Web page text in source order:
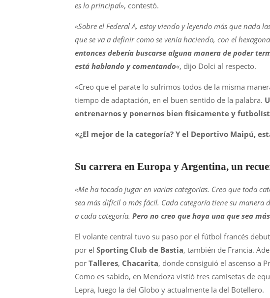
es lo principal», contestó.
«Sobre el Federal A, estoy viendo y leyendo más que nada
que se va a definir como se venía haciendo, con el
entonces debería buscarse alguna manera de poder
está hablando y comentando«, dijo Dolci al respecto.
«Creo que el parate lo sufrimos todos de la misma
tiempo de adaptación, en el buen sentido de la palabra.
entrenarnos y ponernos bien físicamente y
«¿El mejor de la categoría? Y el Deportivo Maipú,
Su carrera en Europa y Argentina, un
«Me ha tocado jugar en varias categorías. Creo que toda
sea más difícil o más fácil. Cada categoría tiene su
a cada categoría. Pero no creo que haya una que sea
El volante central tuvo su paso por el fútbol francés
por el Sporting Club de Bastia, también de Francia.
por Talleres, Chacarita, donde consiguió el ascenso a
Como es sabido, en Mendoza vistió tres camisetas de
Lepra, luego la del Globo y actualmente la del Botellero.